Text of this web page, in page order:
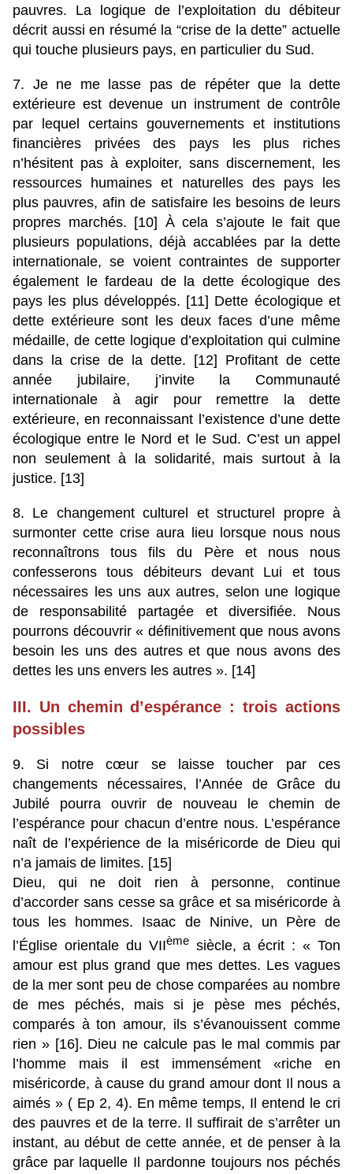
pauvres. La logique de l’exploitation du débiteur
décrit aussi en résumé la “crise de la dette” actuelle
qui touche plusieurs pays, en particulier du Sud.
7. Je ne me lasse pas de répéter que la dette
extérieure est devenue un instrument de contrôle
par lequel certains gouvernements et institutions
financières privées des pays les plus riches
n’hésitent pas à exploiter, sans discernement, les
ressources humaines et naturelles des pays les
plus pauvres, afin de satisfaire les besoins de leurs
propres marchés. [10] À cela s’ajoute le fait que
plusieurs populations, déjà accablées par la dette
internationale, se voient contraintes de supporter
également le fardeau de la dette écologique des
pays les plus développés. [11] Dette écologique et
dette extérieure sont les deux faces d’une même
médaille, de cette logique d’exploitation qui culmine
dans la crise de la dette. [12] Profitant de cette
année jubilaire, j’invite la Communauté
internationale à agir pour remettre la dette
extérieure, en reconnaissant l’existence d’une dette
écologique entre le Nord et le Sud. C’est un appel
non seulement à la solidarité, mais surtout à la
justice. [13]
8. Le changement culturel et structurel propre à
surmonter cette crise aura lieu lorsque nous nous
reconnaîtrons tous fils du Père et nous nous
confesserons tous débiteurs devant Lui et tous
nécessaires les uns aux autres, selon une logique
de responsabilité partagée et diversifiée. Nous
pourrons découvrir « définitivement que nous avons
besoin les uns des autres et que nous avons des
dettes les uns envers les autres ». [14]
III. Un chemin d’espérance : trois actions
possibles
9. Si notre cœur se laisse toucher par ces
changements nécessaires, l’Année de Grâce du
Jubilé pourra ouvrir de nouveau le chemin de
l’espérance pour chacun d’entre nous. L’espérance
naît de l’expérience de la miséricorde de Dieu qui
n’a jamais de limites. [15]
Dieu, qui ne doit rien à personne, continue
d’accorder sans cesse sa grâce et sa miséricorde à
tous les hommes. Isaac de Ninive, un Père de
l’Église orientale du VIIèmesiècle, a écrit : « Ton
amour est plus grand que mes dettes. Les vagues
de la mer sont peu de chose comparées au nombre
de mes péchés, mais si je pèse mes péchés,
comparés à ton amour, ils s’évanouissent comme
rien » [16]. Dieu ne calcule pas le mal commis par
l’homme mais il est immensément «riche en
miséricorde, à cause du grand amour dont Il nous a
aimés » ( Ep 2, 4). En même temps, Il entend le cri
des pauvres et de la terre. Il suffirait de s’arrêter un
instant, au début de cette année, et de penser à la
grâce par laquelle Il pardonne toujours nos péchés